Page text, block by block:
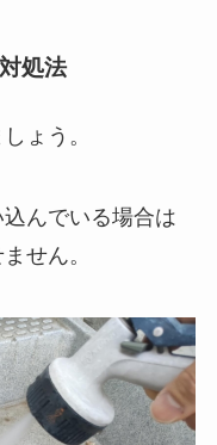
処法
ょう。
んでいる場合は
せん。